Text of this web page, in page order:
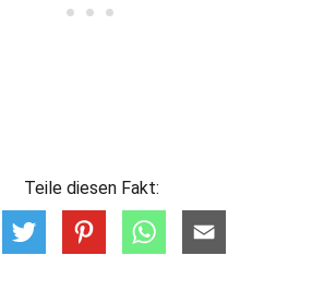
Teile diesen Fakt: